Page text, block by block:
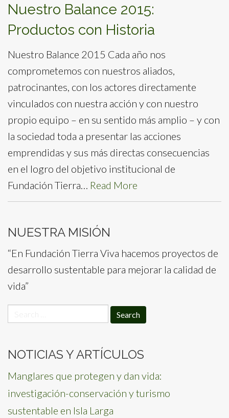
Nuestro Balance 2015:
Productos con Historia
Nuestro Balance 2015 Cada año nos
comprometemos con nuestros aliados,
patrocinantes, con los actores directamente
vinculados con nuestra acción y con nuestro
propio equipo – en su sentido más amplio – y con
la sociedad toda a presentar las acciones
emprendidas y sus más directas consecuencias
en el logro del objetivo institucional de
Fundación Tierra… Read More
NUESTRA MISIÓN
“En Fundación Tierra Viva hacemos proyectos de
desarrollo sustentable para mejorar la calidad de
vida”
for:
NOTICIAS Y ARTÍCULOS
Manglares que protegen y dan vida:
investigación-conservación y turismo
sustentable en Isla Larga